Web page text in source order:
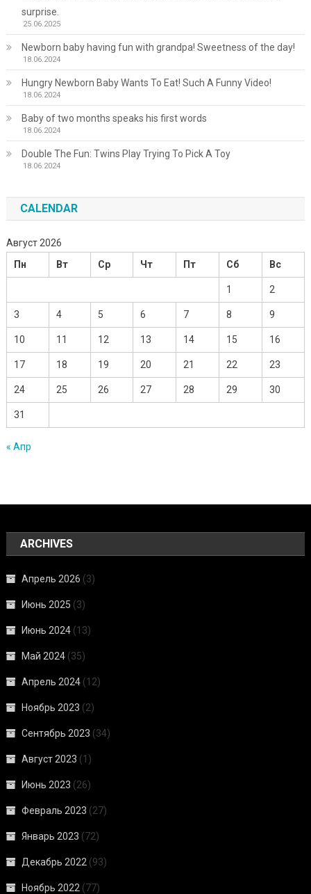
surprise.
25.06.2025
Newborn baby having fun with grandpa! Sweetness of the day!
18.06.2024
Hungry Newborn Baby Wants To Eat! Such A Funny Video!
18.06.2024
Baby of two months speaks his first words
18.06.2024
Double The Fun: Twins Play Trying To Pick A Toy
18.06.2024
CALENDAR
Август 2026
Пн
Вт Ср Чт Пт Сб Вс
1 2
3 4 5 6 7 8 9
10 11 12 13 14 15 16
17 18 19 20 21 22 23
24 25 26 27 28 29 30
31
« Апр
ARCHIVES
Апрель 2026 (3)
Июнь 2025 (3)
Июнь 2024 (13)
Май 2024 (35)
Апрель 2024 (12)
Ноябрь 2023 (2)
Сентябрь 2023 (34)
Август 2023 (1)
Июнь 2023 (26)
Февраль 2023 (27)
Январь 2023 (72)
Декабрь 2022 (93)
Ноябрь 2022 (77)